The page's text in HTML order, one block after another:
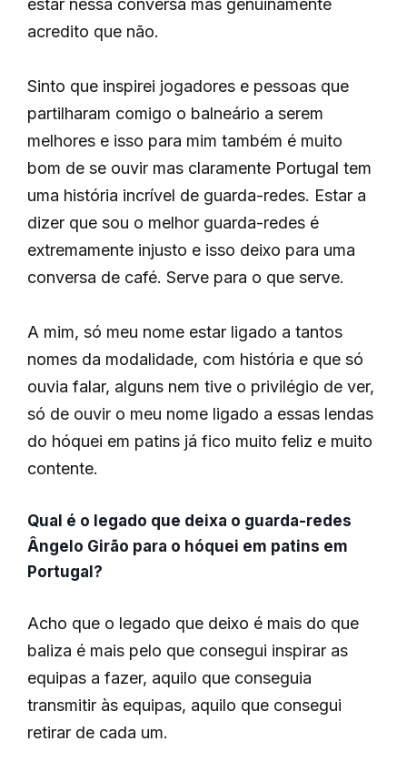
estar nessa conversa mas genuinamente
acredito que não.
Sinto que inspirei jogadores e pessoas que
partilharam comigo o balneário a serem
melhores e isso para mim também é muito
bom de se ouvir mas claramente Portugal tem
uma história incrível de guarda-redes. Estar a
dizer que sou o melhor guarda-redes é
extremamente injusto e isso deixo para uma
conversa de café. Serve para o que serve.
A mim, só meu nome estar ligado a tantos
nomes da modalidade, com história e que só
ouvia falar, alguns nem tive o privilégio de ver,
só de ouvir o meu nome ligado a essas lendas
do hóquei em patins já fico muito feliz e muito
contente.
Qual é o legado que deixa o guarda-redes
Ângelo Girão para o hóquei em patins em
Portugal?
Acho que o legado que deixo é mais do que
baliza é mais pelo que consegui inspirar as
equipas a fazer, aquilo que conseguia
transmitir às equipas, aquilo que consegui
retirar de cada um.